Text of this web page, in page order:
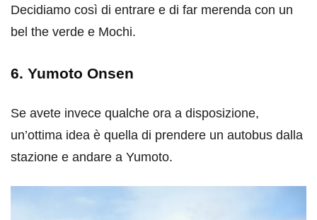
Decidiamo così di entrare e di far merenda con un
bel the verde e Mochi.
6. Yumoto Onsen
Se avete invece qualche ora a disposizione,
un’ottima idea è quella di prendere un autobus dalla
stazione e andare a Yumoto.